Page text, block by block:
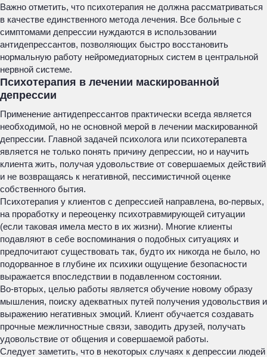
Важно отметить, что психотерапия не должна рассматриваться
в качестве единственного метода лечения. Все больные с
симптомами депрессии нуждаются в использовании
антидепрессантов, позволяющих быстро восстановить
нормальную работу нейромедиаторных систем в центральной
нервной системе.
Психотерапия в лечении маскированной
депрессии
Применение антидепрессантов практически всегда является
необходимой, но не основной мерой в лечении маскированной
депрессии. Главной задачей психолога или психотерапевта
является не только понять причину депрессии, но и научить
клиента жить, получая удовольствие от совершаемых действий
и не возвращаясь к негативной, пессимистичной оценке
собственного бытия.
Психотерапия у клиентов с депрессией направлена, во-первых,
на проработку и переоценку психотравмирующей ситуации
(если таковая имела место в их жизни). Многие клиенты
подавляют в себе воспоминания о подобных ситуациях и
предпочитают существовать так, будто их никогда не было, но
подорванное в глубине их психики ощущение безопасности
выражается впоследствии в подавленном состоянии.
Во-вторых, целью работы является обучение новому образу
мышления, поиску адекватных путей получения удовольствия и
выражению негативных эмоций. Клиент обучается создавать
прочные межличностные связи, заводить друзей, получать
удовольствие от общения и совершаемой работы.
Следует заметить, что в некоторых случаях к депрессии людей